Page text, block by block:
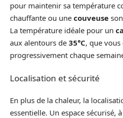
pour maintenir sa température
chauffante ou une couveuse
La température idéale pour un
aux alentours de 35°C, que
progressivement chaque
Localisation et sécurité
En plus de la chaleur, la
essentielle. Un espace sécurisé, à